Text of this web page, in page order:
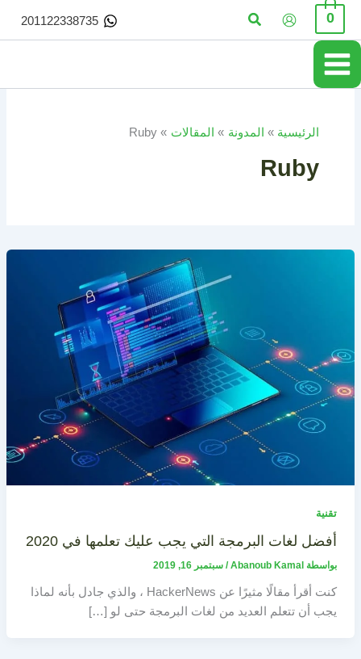
تخطي
المحتوى
0 البحث 201122338735
الرئيسية المدونة المقالات Ruby
Ruby
تقنية
أفضل لغات البرمجة التي يجب عليك تعلمها في 2020
بواسطة Abanoub Kamal
/ سبتمبر 16, 2019
كنت أقرأ مقالًا مثيرًا عن HackerNews ، والذي جادل بأنه لماذا
يجب أن تتعلم العديد من لغات البرمجة حتى لو […]